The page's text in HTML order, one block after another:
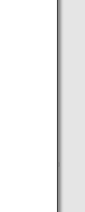
ตภัณฑ์และ
กหักมา
วนหน้า และ
แตกหัก ซึ่งถูกทิ้ง